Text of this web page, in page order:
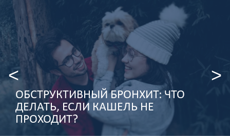
ОБСТРУКТИВНЫЙ БРОНХИТ: ЧТО
ДЕЛАТЬ, ЕСЛИ КАШЕЛЬ НЕ
ПРОХОДИТ?